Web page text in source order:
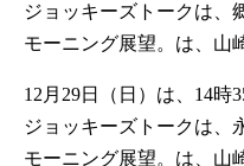
ジョッキーズトークは、
モーニング展望。は、山
12月29日（日）は、14時
ジョッキーズトークは、
モーニング展望。は、山